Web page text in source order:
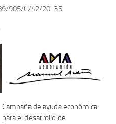
en Talavera de la Reina (1937-
1947 | Buscador
de Tembleque
905/C/42/20-35
Campaña de ayuda económica
para el desarrollo de